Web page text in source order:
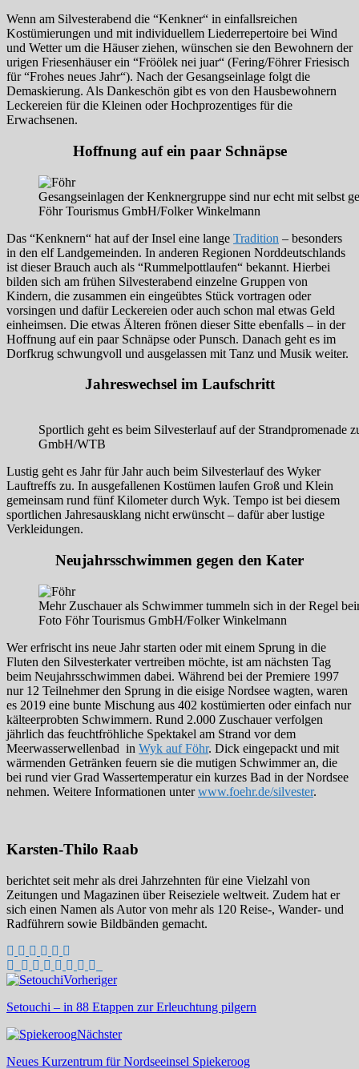
Wenn am Silvesterabend die “Kenkner“ in einfallsreichen
Kostümierungen und mit individuellem Liederrepertoire bei Wind
und Wetter um die Häuser ziehen, wünschen sie den Bewohnern der
urigen Friesenhäuser ein “Fröölek nei juar“ (Fering/Föhrer Friesisch
für “Frohes neues Jahr“). Nach der Gesangseinlage folgt die
Demaskierung. Als Dankeschön gibt es von den Hausbewohnern
Leckereien für die Kleinen oder Hochprozentiges für die
Erwachsenen.
Hoffnung auf ein paar Schnäpse
Gesangseinlagen der Kenknergruppe sind nur echt mit selbst
Föhr Tourismus GmbH/Folker Winkelmann
Das “Kenknern“ hat auf der Insel eine lange Tradition – besonders
in den elf Landgemeinden. In anderen Regionen Norddeutschlands
ist dieser Brauch auch als “Rummelpottlaufen“ bekannt. Hierbei
bilden sich am frühen Silvesterabend einzelne Gruppen von
Kindern, die zusammen ein eingeübtes Stück vortragen oder
vorsingen und dafür Leckereien oder auch schon mal etwas Geld
einheimsen. Die etwas Älteren frönen dieser Sitte ebenfalls – in der
Hoffnung auf ein paar Schnäpse oder Punsch. Danach geht es im
Dorfkrug schwungvoll und ausgelassen mit Tanz und Musik weiter.
Jahreswechsel im Laufschritt
Sportlich geht es beim Silvesterlauf auf der Strandpromenade
GmbH/WTB
Lustig geht es Jahr für Jahr auch beim Silvesterlauf des Wyker
Lauftreffs zu. In ausgefallenen Kostümen laufen Groß und Klein
gemeinsam rund fünf Kilometer durch Wyk. Tempo ist bei diesem
sportlichen Jahresausklang nicht erwünscht – dafür aber lustige
Verkleidungen.
Neujahrsschwimmen gegen den Kater
Mehr Zuschauer als Schwimmer tummeln sich in der Regel
Foto Föhr Tourismus GmbH/Folker Winkelmann
Wer erfrischt ins neue Jahr starten oder mit einem Sprung in die
Fluten den Silvesterkater vertreiben möchte, ist am nächsten Tag
beim Neujahrsschwimmen dabei. Während bei der Premiere 1997
nur 12 Teilnehmer den Sprung in die eisige Nordsee wagten, waren
es 2019 eine bunte Mischung aus 402 kostümierten oder einfach nur
kälteerprobten Schwimmern. Rund 2.000 Zuschauer verfolgen
jährlich das feuchtfröhliche Spektakel am Strand vor dem
Meerwasserwellenbad in Wyk auf Föhr. Dick eingepackt und mit
wärmenden Getränken feuern sie die mutigen Schwimmer an, die
bei rund vier Grad Wassertemperatur ein kurzes Bad in der Nordsee
nehmen. Weitere Informationen unterwww.foehr.de/silvester.
Karsten-Thilo Raab
berichtet seit mehr als drei Jahrzehnten für eine Vielzahl von
Zeitungen und Magazinen über Reiseziele weltweit. Zudem hat er
sich einen Namen als Autor von mehr als 120 Reise-, Wander- und
Radführern sowie Bildbänden gemacht.
Vorheriger
Setouchi – in 88 Etappen zur Erleuchtung pilgern
Nächster
Neues Kurzentrum für Nordseeinsel Spiekeroog